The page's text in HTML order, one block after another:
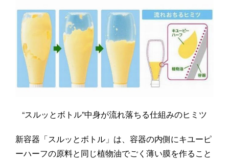
“スルッとボトル”中身が流れ落ちる仕組みのヒミツ
新容器「スルッとボトル」は、容器の内側にキユーピ
ーハーフの原料と同じ植物油でごく薄い膜を作ること